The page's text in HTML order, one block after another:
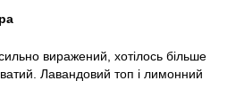
виражений, хотілось більше
Лавандовий топ і лимонний